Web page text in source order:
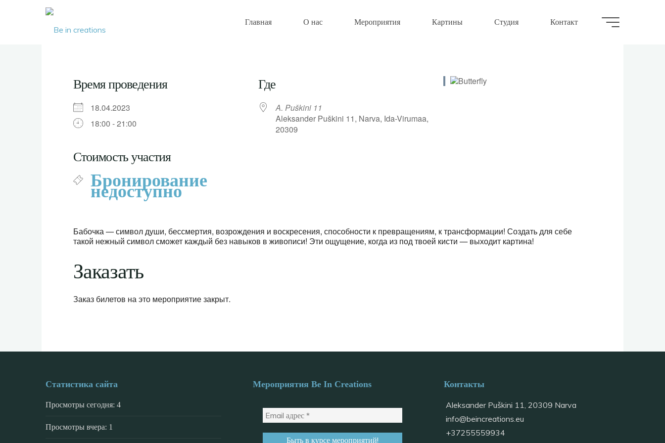
Главная О нас Мероприятия Картины Студия Контакт
Время проведения
18.04.2023
18:00 - 21:00
Стоимость участия
Бронирование
недоступно
Где
A. Puškini 11
Aleksander Puškini 11, Narva, Ida-Virumaa,
20309
Бабочка — символ души, бессмертия, возрождения и воскресения, способности к превращениям, к трансформации! Создать для себе
такой нежный символ сможет каждый без навыков в живописи! Эти ощущение, когда из под твоей кисти — выходит картина!
Заказать
Заказ билетов на это мероприятие закрыт.
Статистика сайта
Просмотры сегодня: 4
Просмотры вчера: 1
Мероприятия Be In Creations Контакты
Aleksander Puškini 11, 20309 Narva
info@beincreations.eu
+37255559934